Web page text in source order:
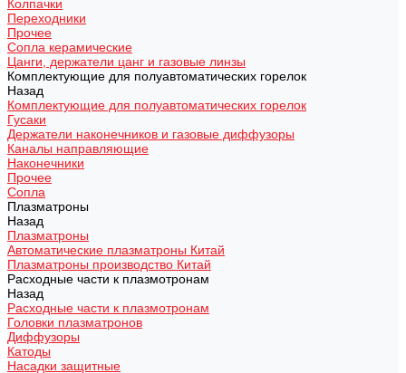
Колпачки
Переходники
Прочее
Сопла керамические
Цанги, держатели цанг и газовые линзы
Комплектующие для полуавтоматических горелок
Назад
Комплектующие для полуавтоматических горелок
Гусаки
Держатели наконечников и газовые диффузоры
Каналы направляющие
Наконечники
Прочее
Сопла
Плазматроны
Назад
Плазматроны
Автоматические плазматроны Китай
Плазматроны производство Китай
Расходные части к плазмотронам
Назад
Расходные части к плазмотронам
Головки плазматронов
Диффузоры
Катоды
Насадки защитные